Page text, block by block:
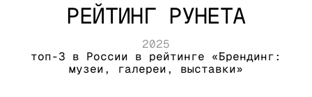
РЕЙТИНГ РУНЕТА
РЕЙТИНГ РУНЕТА
2025
топ-3 в России в рейтинге «Брендинг:
музеи, галереи, выставки»